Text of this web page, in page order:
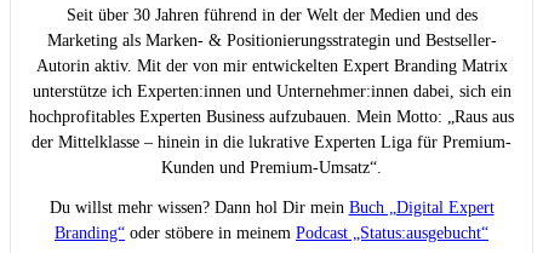
Seit über 30 Jahren führend in der Welt der Medien und des
Marketing als Marken- & Positionierungsstrategin und Bestseller-
Autorin aktiv. Mit der von mir entwickelten Expert Branding Matrix
unterstütze ich Experten:innen und Unternehmer:innen dabei, sich ein
hochprofitables Experten Business aufzubauen. Mein Motto: „Raus aus
der Mittelklasse – hinein in die lukrative Experten Liga für Premium-
Kunden und Premium-Umsatz“.
Du willst mehr wissen? Dann hol Dir mein Buch „Digital Expert
Branding“ oder stöbere in meinem Podcast „Status:ausgebucht“